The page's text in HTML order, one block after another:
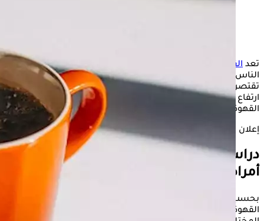
تعد القهوة
من أكثر المشروبات استهلاكًا عالميًا، حيث يلجأ إليها
الناس يوميًا لزيادة التركيز والطاقة، لكن الجديد أن فوائد القهوة لا
تقتصر على تحسين المزاج، بل تمتد لتشمل صحة الكبد أيضًا، مع
ارتفاع معدلات أمراض الكبد عالميًا، تأتي هذه الأخبار لتسعد محبي
القهوة وتطمئنهم بشأن أثرها الصحي.
إعلان
دراسة تكشف: القهوة وسيلة للوقاية من
أمراض الكبد
بحسب دراسة نشرت في مجلة BMC Public Health، فإن شرب
القهوة باعتدال يمكن أن يقلل من خطر الإصابة بأمراض الكبد